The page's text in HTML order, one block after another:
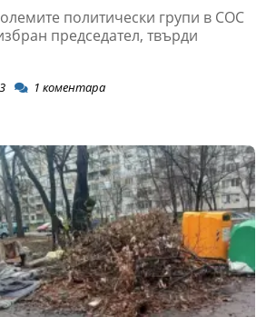
политически групи в СОС
председател, твърди
1 коментара